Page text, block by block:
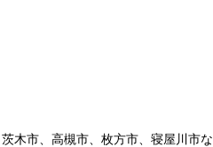
木市、高槻市、枚方市、寝屋川市な